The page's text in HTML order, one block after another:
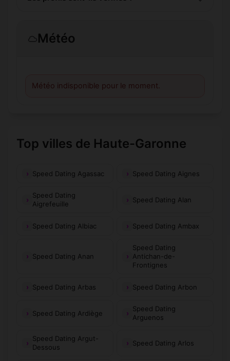
Météo
Météo indisponible pour le moment.
Top villes de Haute-Garonne
Speed Dating Agassac Speed Dating Aignes
Speed Dating
Aigrefeuille
Speed Dating Alan
Speed Dating Albiac Speed Dating Ambax
Speed Dating Anan
Speed Dating
Antichan-de-
Frontignes
Speed Dating Arbas Speed Dating Arbon
Speed Dating Ardiège
Speed Dating
Arguenos
Speed Dating Argut-
Dessous
Speed Dating Arlos